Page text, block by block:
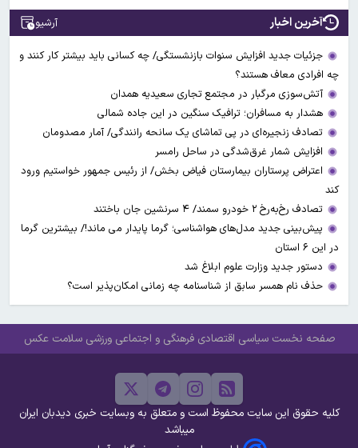
آخرین اخبار آرشیو
جزئیات جدید افزایش سنوات بازنشستگی/ چه کسانی باید بیشتر کار کنند و
چه افرادی معاف هستند؟
آتش‌سوزی مرگبار در مجتمع تجاری سعیدیه همدان
هشدار به مسافران؛ ترافیک سنگین در این جاده شمالی
تصادف زنجیره‌ای در پی تماشای یک سانحه رانندگی/ آمار مصدومان
افزایش شمار غرق‌شدگی در ساحل رامسر
اعتراض پرستاران بیمارستان فیاض بخش/ از رئیس جمهور خواستیم ورود
کند
تصادف رخ‌به‌رخ ۲ خودرو سمند/ ۴ سرنشین جان باختند
پیش‌بینی جدید مدل‌های هواشناسی؛ گرما پایدار می ماند!/ بیشترین گرما
در این ۶ استان
دستور جدید وزارت علوم ابلاغ شد
حذف نام همسر سابق از شناسنامه چه زمانی امکان‌پذیر است؟
صفحه نخست سیاسی اقتصادی فرهنگی و اجتماعی ورزشی سلامت عکس
کلیه حقوق این سایت محفوظ است و متعلق به وبسایت خبری دیدبان ایران
میباشد